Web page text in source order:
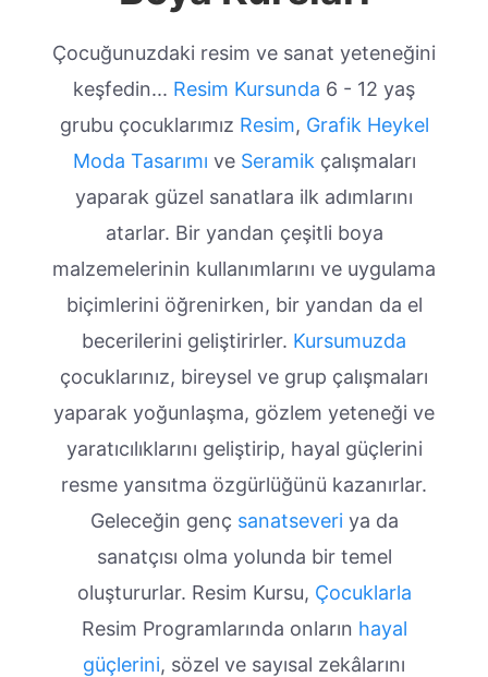
Çocuğunuzdaki resim ve sanat yeteneğini
keşfedin... Resim Kursunda 6 - 12 yaş
grubu çocuklarımız Resim, Grafik Heykel
Moda Tasarımı veSeramik çalışmaları
yaparak güzel sanatlara ilk adımlarını
atarlar. Bir yandan çeşitli boya
malzemelerinin kullanımlarını ve uygulama
biçimlerini öğrenirken, bir yandan da el
becerilerini geliştirirler. Kursumuzda
çocuklarınız, bireysel ve grup çalışmaları
yaparak yoğunlaşma, gözlem yeteneği ve
yaratıcılıklarını geliştirip, hayal güçlerini
resme yansıtma özgürlüğünü kazanırlar.
Geleceğin genç sanatseveriya da
sanatçısı olma yolunda bir temel
oluştururlar. Resim Kursu, Çocuklarla
Resim Programlarında onların hayal
güçlerini, sözel ve sayısal zekâlarını